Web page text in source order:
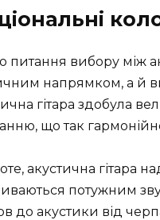
питання вибору між
напрямком, а й
гітара здобула
що так
акустична гітара
потужним
до акустики від